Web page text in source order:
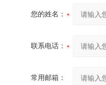
您的姓名：
联系电话：
常用邮箱：